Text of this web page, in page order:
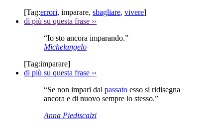
[Tag:errori, imparare, sbagliare, vivere]
di più su questa frase ››
“Io sto ancora imparando.”
Michelangelo
[Tag:imparare]
di più su questa frase ››
“Se non impari dal passato esso si ridisegna
ancora e di nuovo sempre lo stesso.”
Anna Piediscalzi